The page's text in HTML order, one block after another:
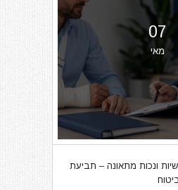
07
מאי
ונכות מתאונה – תביעת